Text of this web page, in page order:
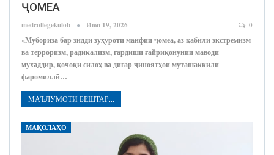
ҶОМЕА
medcollegekulob Июн 19, 2026 0
«Мубориза бар зидди зуҳуроти манфии ҷомеа, аз қабили экстремизм
ва терроризм, радикализм, гардиши ғайриқонунии маводи
мухаддир, қочоқи силоҳ ва дигар ҷиноятҳои муташаккили
фаромиллӣ…
МАЪЛУМОТИ БЕШТАР...
МАҚОЛАҲО